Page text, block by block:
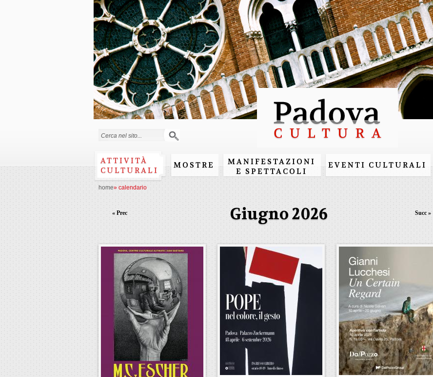
Salta al
contenuto
principale
Form di ricerca
ATTIVITÀ
CULTURALI
MOSTRE
MANIFESTAZIONI
E SPETTACOLI
EVENTI CULTURALI
home» calendario
Giugno 2026
« Prec Succ »